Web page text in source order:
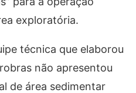
exploratória.
técnica que elaborou
não apresentou
de área sedimentar